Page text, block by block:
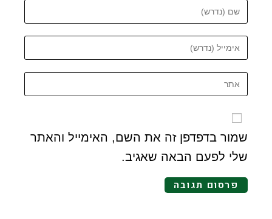
שמור בדפדפן זה את השם, האימייל והאתר
שלי לפעם הבאה שאגיב.